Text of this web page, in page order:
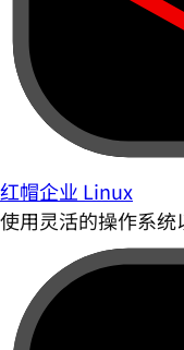
红帽企业 Linux
使用灵活的操作系统